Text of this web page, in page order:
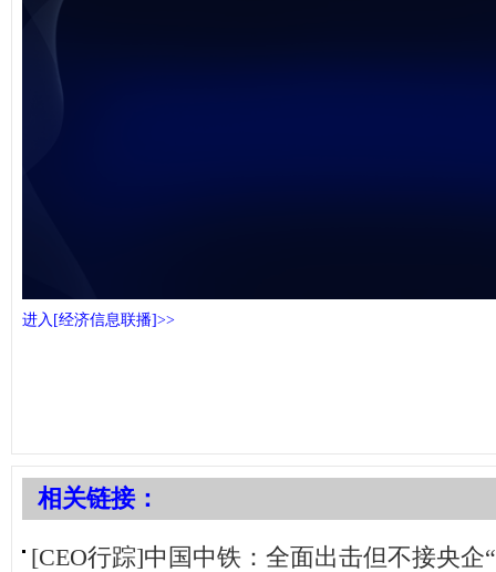
进入[经济信息联播]>>
相关链接：
[CEO行踪]中国中铁：全面出击但不接央企